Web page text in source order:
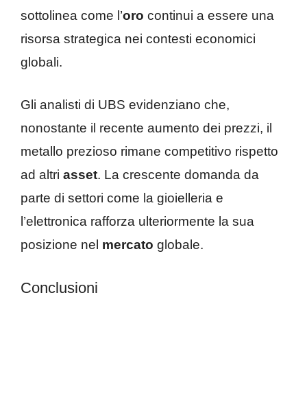
sottolinea come l’oro continui a essere una
risorsa strategica nei contesti economici
globali.
Gli analisti di UBS evidenziano che,
nonostante il recente aumento dei prezzi, il
metallo prezioso rimane competitivo rispetto
ad altri asset. La crescente domanda da
parte di settori come la gioielleria e
l’elettronica rafforza ulteriormente la sua
posizione nel mercato globale.
Conclusioni